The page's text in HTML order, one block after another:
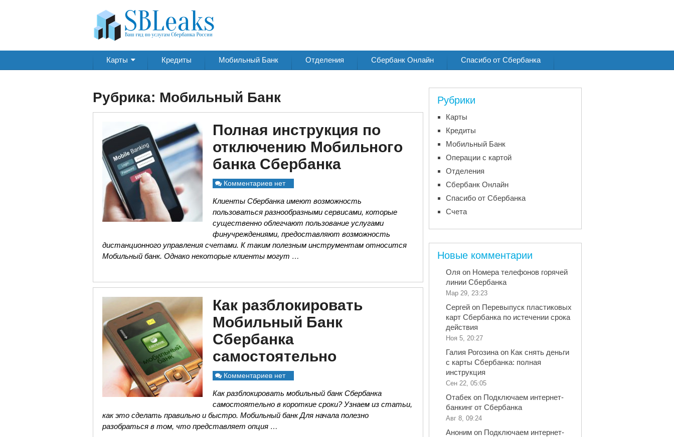
Карты Кредиты Мобильный Банк Отделения Сбербанк Онлайн Спасибо от Сбербанка
Рубрика: Мобильный Банк
Полная инструкция по
отключению Мобильного
банка Сбербанка
Комментариев нет
Клиенты Сбербанка имеют возможность
пользоваться разнообразными сервисами, которые
существенно облегчают пользование услугами
финучреждениями, предоставляют возможность
дистанционного управления счетами. К таким полезным инструментам относится
Мобильный банк. Однако некоторые клиенты могут …
Как разблокировать
Мобильный Банк
Сбербанка
самостоятельно
Комментариев нет
Как разблокировать мобильный банк Сбербанка
самостоятельно в короткие сроки? Узнаем из статьи,
как это сделать правильно и быстро. Мобильный банк Для начала полезно
разобраться в том, что представляет опция …
Рубрики
Карты
Кредиты
Мобильный Банк
Операции с картой
Отделения
Сбербанк Онлайн
Спасибо от Сбербанка
Счета
Новые комментарии
Оля on Номера телефонов горячей
линии Сбербанка
Мар 29, 23:23
Сергей on Перевыпуск пластиковых
карт Сбербанка по истечении срока
действия
Ноя 5, 20:27
Галия Рогозина on Как снять деньги
с карты Сбербанка: полная
инструкция
Сен 22, 05:05
Отабек on Подключаем интернет-
банкинг от Сбербанка
Авг 8, 09:24
Аноним on Подключаем интернет-